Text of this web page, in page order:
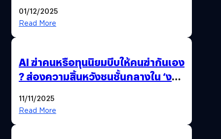
01/12/2025
Read More
AI ฆ่าคนหรือทุนนิยมบีบให้คนฆ่ากันเอง
? ส่องความสิ้นหวังชนชั้นกลางใน ‘งาน
11/11/2025
Read More